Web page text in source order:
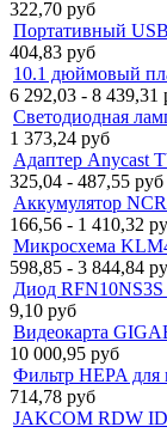
322,70 руб
Портативный
404,83 руб
10.1 дюймовый
6 292,03 - 8 439,31
Светодиодная
1 373,24 руб
Адаптер Anycast
325,04 - 487,55 руб
Аккумулятор
166,56 - 1 410,32
Микросхема
598,85 - 3 844,84
Диод
9,10 руб
Видеокарта
10 000,95 руб
Фильтр HEPA для
714,78 руб
JAKCOM RDW ID